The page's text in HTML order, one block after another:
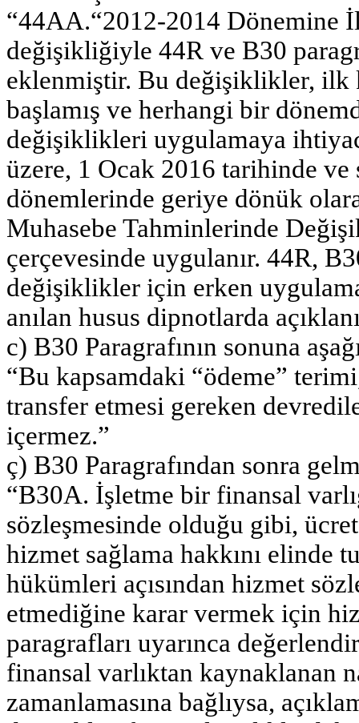
“44AA.“2012-2014 Dönemine
değişikliğiyle 44R ve B30
eklenmiştir. Bu değişiklikler, ilk
başlamış ve herhangi bir
değişiklikleri uygulamaya
üzere, 1 Ocak 2016 tarihinde ve
dönemlerinde geriye dönük
Muhasebe Tahminlerinde
çerçevesinde uygulanır. 44R,
değişiklikler için erken
anılan husus dipnotlarda
c) B30 Paragrafının sonuna
“Bu kapsamdaki “ödeme”
transfer etmesi gereken
içermez.”
ç) B30 Paragrafından sonra
“B30A. İşletme bir finansal
sözleşmesinde olduğu gibi,
hizmet sağlama hakkını elinde
hükümleri açısından hizmet
etmediğine karar vermek için
paragrafları uyarınca
finansal varlıktan kaynaklanan
zamanlamasına bağlıysa,